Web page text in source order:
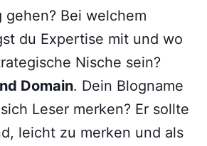
gehen? Bei welchem
du Expertise mit und wo
Nische sein?
Domain. Dein Blogname
Leser merken? Er sollte
leicht zu merken und als